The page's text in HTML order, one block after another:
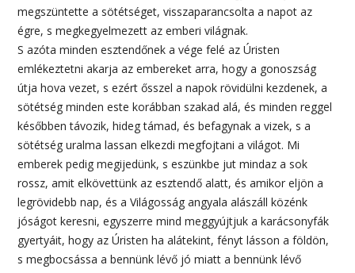
megszüntette a sötétséget, visszaparancsolta a napot az
égre, s megkegyelmezett az emberi világnak.
S azóta minden esztendőnek a vége felé az Úristen
emlékeztetni akarja az embereket arra, hogy a gonoszság
útja hova vezet, s ezért ősszel a napok rövidülni kezdenek, a
sötétség minden este korábban szakad alá, és minden reggel
későbben távozik, hideg támad, és befagynak a vizek, s a
sötétség uralma lassan elkezdi megfojtani a világot. Mi
emberek pedig megijedünk, s eszünkbe jut mindaz a sok
rossz, amit elkövettünk az esztendő alatt, és amikor eljön a
legrövidebb nap, és a Világosság angyala alászáll közénk
jóságot keresni, egyszerre mind meggyújtjuk a karácsonyfák
gyertyáit, hogy az Úristen ha alátekint, fényt lásson a földön,
s megbocsássa a bennünk lévő jó miatt a bennünk lévő